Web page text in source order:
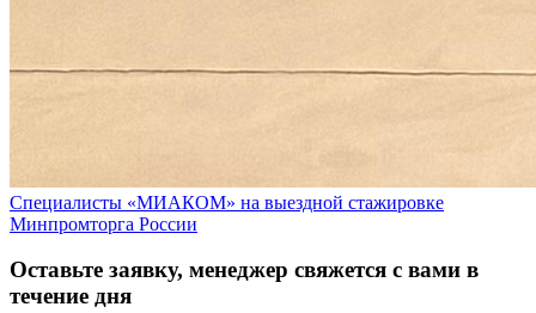
Специалисты «МИАКОМ» на выездной стажировке
Минпромторга России
Оставьте заявку, менеджер свяжется с вами в
течение дня